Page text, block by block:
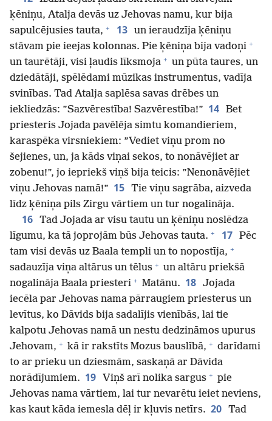
ķēniņu, Atalja devās uz Jehovas namu, kur bija
sapulcējusies tauta, + 13 un ieraudzīja ķēniņu
stāvam pie ieejas kolonnas. Pie ķēniņa bija vadoņi +
un taurētāji, visi ļaudis līksmoja + un pūta taures, un
dziedātāji, spēlēdami mūzikas instrumentus, vadīja
svinības. Tad Atalja saplēsa savas drēbes un
iekliedzās: ”Sazvērestība! Sazvērestība!” 14 Bet
priesteris Jojada pavēlēja simtu komandieriem,
karaspēka virsniekiem: ”Vediet viņu prom no
šejienes, un, ja kāds viņai sekos, to nonāvējiet ar
zobenu!”, jo iepriekš viņš bija teicis: ”Nenonāvējiet
viņu Jehovas namā!” 15 Tie viņu sagrāba, aizveda
līdz ķēniņa pils Zirgu vārtiem un tur nogalināja.
16 Tad Jojada ar visu tautu un ķēniņu noslēdza
līgumu, ka tā joprojām būs Jehovas tauta. + 17 Pēc
tam visi devās uz Baala templi un to nopostīja, +
sadauzīja viņa altārus un tēlus + un altāru priekšā
nogalināja Baala priesteri + Matānu. 18 Jojada
iecēla par Jehovas nama pārraugiem priesterus un
levītus, ko Dāvids bija sadalījis vienībās, lai tie
kalpotu Jehovas namā un nestu dedzināmos upurus
Jehovam, + kā ir rakstīts Mozus bauslībā, + darīdami
to ar prieku un dziesmām, saskaņā ar Dāvida
norādījumiem. 19 Viņš arī nolika sargus + pie
Jehovas nama vārtiem, lai tur nevarētu ieiet neviens,
kas kaut kāda iemesla dēļ ir kļuvis netīrs. 20 Tad